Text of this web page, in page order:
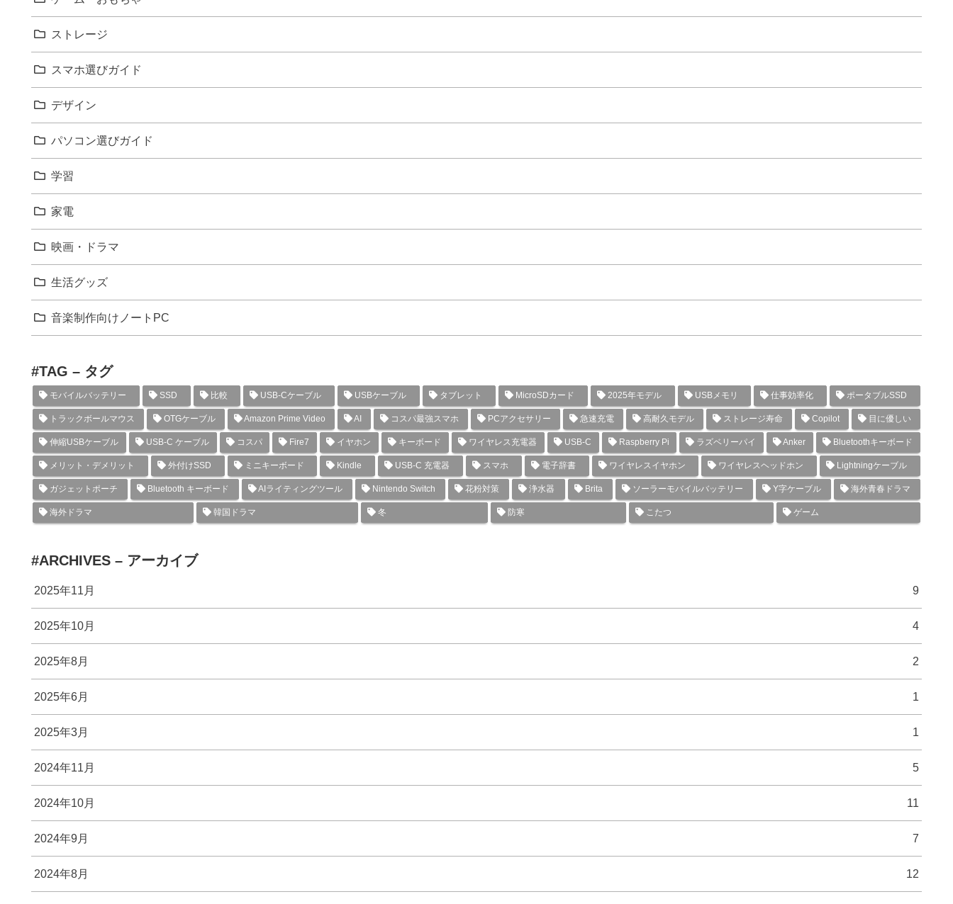
ストレージ
スマホ選びガイド
デザイン
パソコン選びガイド
学習
家電
映画・ドラマ
生活グッズ
音楽制作向けノートPC
#TAG – タグ
モバイルバッテリー SSD 比較 USB-Cケーブル USBケーブル タブレット MicroSDカード 2025年モデル USBメモリ 仕事効率化 ポータブルSSD
トラックボールマウス OTGケーブル Amazon Prime Video AI コスパ最強スマホ PCアクセサリー 急速充電 高耐久モデル ストレージ寿命 Copilot 目に優しい
伸縮USBケーブル USB-C ケーブル コスパ Fire7 イヤホン キーボード ワイヤレス充電器 USB-C Raspberry Pi ラズベリーパイ Anker Bluetoothキーボード
メリット・デメリット 外付けSSD ミニキーボード Kindle USB-C 充電器 スマホ 電子辞書 ワイヤレスイヤホン ワイヤレスヘッドホン Lightningケーブル
ガジェットポーチ Bluetooth キーボード AIライティングツール Nintendo Switch 花粉対策 浄水器 Brita ソーラーモバイルバッテリー Y字ケーブル 海外青春ドラマ
海外ドラマ 韓国ドラマ 冬 防寒 こたつ ゲーム
#ARCHIVES – アーカイブ
2025年11月 9
2025年10月 4
2025年8月 2
2025年6月 1
2025年3月 1
2024年11月 5
2024年10月 11
2024年9月 7
2024年8月 12